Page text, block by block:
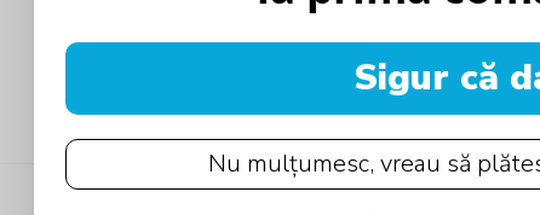
PRODUSE
Sigur că
Nu mulțumesc, vreau să